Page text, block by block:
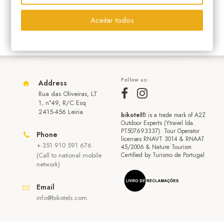
Address
Rua das Oliveiras, LT
1, n°49, R/C Esq
2415-456 Leiria
Phone
+ 351 910 591 676
(Call to national mobile
network)
Email
info@bikotels.com
Follow us:
bikotel® is a trade mark of A2Z
Outdoor Experts (Ytravel lda.
PT507693337). Tour Operator
licenses RNAVT 3014 & RNAAT
45/2006 & Nature Tourism
Certified by Turismo de Portugal
Aceitar todos